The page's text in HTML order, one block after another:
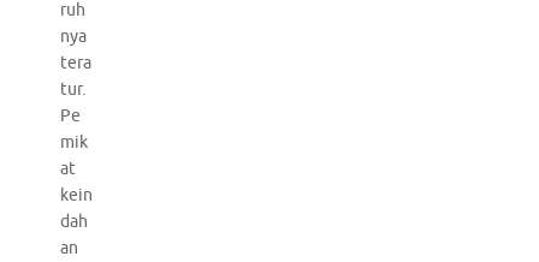
ruh
nya
tera
tur.
Pe
mik
at
kein
dah
an